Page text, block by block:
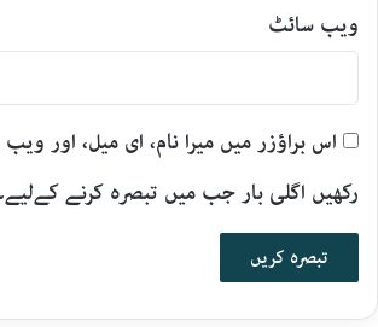
ویب‌ سائٹ
اس براؤزر میں میرا نام، ای میل، اور
رکھیں اگلی بار جب میں تبصرہ کرنے